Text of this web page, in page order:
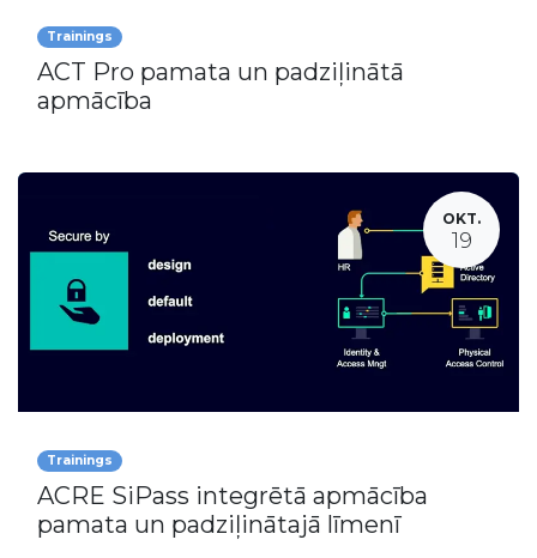
Trainings
ACT Pro pamata un padziļinātā
apmācība
OKT.
19
Trainings
ACRE SiPass integrētā apmācība
pamata un padziļinātajā līmenī